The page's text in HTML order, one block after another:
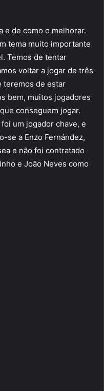
e de como o melhorar.
tema muito importante
Temos de tentar
voltar a jogar de três
teremos de estar
bem, muitos jogadores
conseguem jogar.
um jogador chave, e
se a Enzo Fernández,
e não foi contratado
e João Neves como